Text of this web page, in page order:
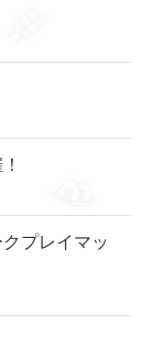
プレイマッ